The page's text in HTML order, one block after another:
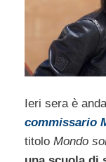
Ieri sera è
commissario
titolo Mondo